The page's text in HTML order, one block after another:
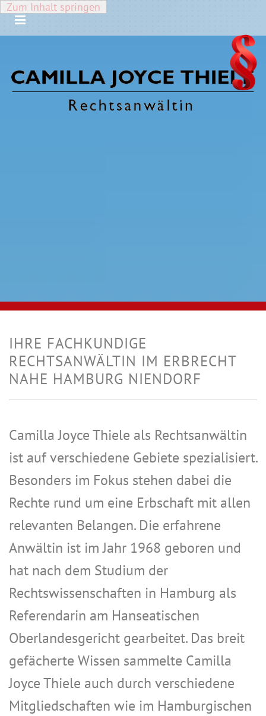
Zum Inhalt springen
IHRE FACHKUNDIGE
RECHTSANWÄLTIN IM ERBRECHT
NAHE HAMBURG NIENDORF
Camilla Joyce Thiele als Rechtsanwältin
ist auf verschiedene Gebiete spezialisiert.
Besonders im Fokus stehen dabei die
Rechte rund um eine Erbschaft mit allen
relevanten Belangen. Die erfahrene
Anwältin ist im Jahr 1968 geboren und
hat nach dem Studium der
Rechtswissenschaften in Hamburg als
Referendarin am Hanseatischen
Oberlandesgericht gearbeitet. Das breit
gefächerte Wissen sammelte Camilla
Joyce Thiele auch durch verschiedene
Mitgliedschaften wie im Hamburgischen